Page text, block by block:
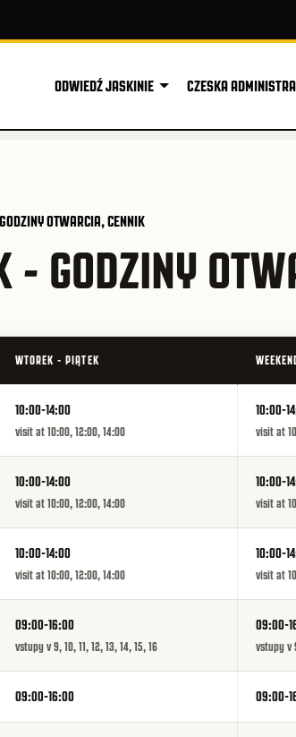
ODWIEDŹ JASKINIE CZESKA
GODZINY OTWARCIA, CENNIK
GODZINY
WTOREK - PIĄTEK
10:00-14:00
visit at 10:00, 12:00, 14:00
10:00-
visit at
10:00-14:00
visit at 10:00, 12:00, 14:00
10:00-
visit at
10:00-14:00
visit at 10:00, 12:00, 14:00
10:00-
visit at
09:00-16:00
vstupy v 9, 10, 11, 12, 13, 14, 15, 16
09:00-
vstupy v
09:00-16:00 09:00-